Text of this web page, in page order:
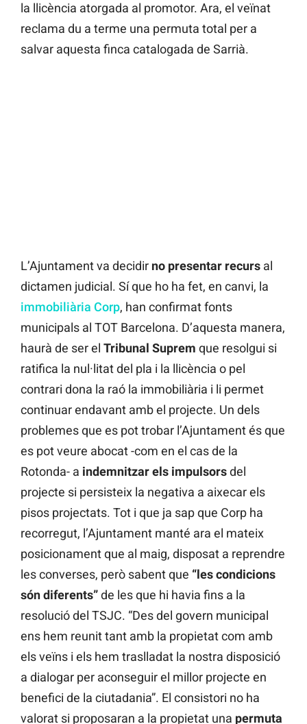
la llicència atorgada al promotor. Ara, el veïnat
reclama du a terme una permuta total per a
salvar aquesta finca catalogada de Sarrià.
L’Ajuntament va decidir no presentar recurs al
dictamen judicial. Sí que ho ha fet, en canvi, la
immobiliària Corp, han confirmat fonts
municipals al TOT Barcelona. D’aquesta manera,
haurà de ser el Tribunal Suprem que resolgui si
ratifica la nul·litat del pla i la llicència o pel
contrari dona la raó la immobiliària i li permet
continuar endavant amb el projecte. Un dels
problemes que es pot trobar l’Ajuntament és que
es pot veure abocat -com en el cas de la
Rotonda- a indemnitzar els impulsorsdel
projecte si persisteix la negativa a aixecar els
pisos projectats. Tot i que ja sap que Corp ha
recorregut, l’Ajuntament manté ara el mateix
posicionament que al maig, disposat a reprendre
les converses, però sabent que “les condicions
són diferents”de les que hi havia fins a la
resolució del TSJC. “Des del govern municipal
ens hem reunit tant amb la propietat com amb
els veïns i els hem traslladat la nostra disposició
a dialogar per aconseguir el millor projecte en
benefici de la ciutadania”. El consistori no ha
valorat si proposaran a la propietat una permuta